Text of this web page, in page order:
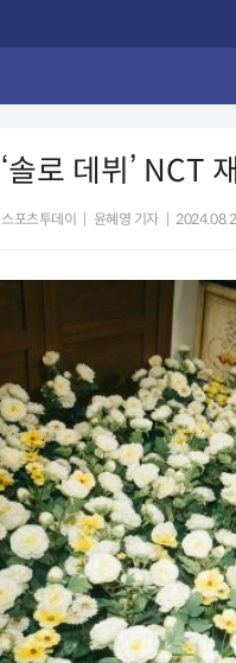
‘솔로 데뷔’ NCT
스포츠투데이 윤혜영 기자